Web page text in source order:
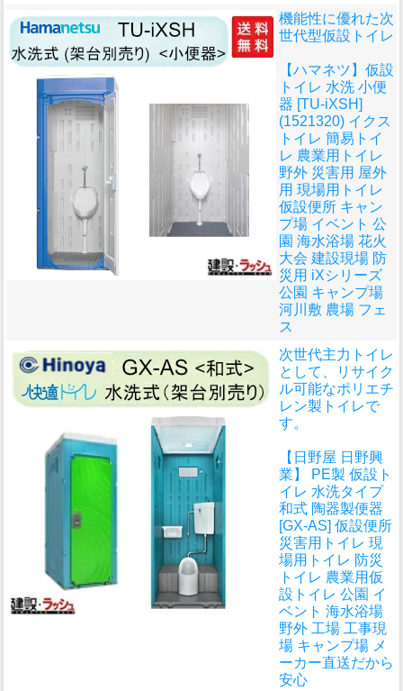
機能性に優れた次
世代型仮設トイレ
【ハマネツ】仮設
トイレ 水洗 小便
器 [TU-iXSH]
(1521320) イクス
トイレ 簡易トイ
レ 農業用トイレ
野外 災害用 屋外
用 現場用トイレ
仮設便所 キャン
プ場 イベント 公
園 海水浴場 花火
大会 建設現場 防
災用 iXシリーズ
公園 キャンプ場
河川敷 農場 フェ
ス
次世代主力トイレ
として、リサイク
ル可能なポリエチ
レン製トイレで
す。
【日野屋 日野興
業】 PE製 仮設ト
イレ 水洗タイプ
和式 陶器製便器
[GX-AS] 仮設便所
災害用トイレ 現
場用トイレ 防災
トイレ 農業用仮
設トイレ 公園 イ
ベント 海水浴場
野外 工場 工事現
場 キャンプ場 メ
ーカー直送だから
安心